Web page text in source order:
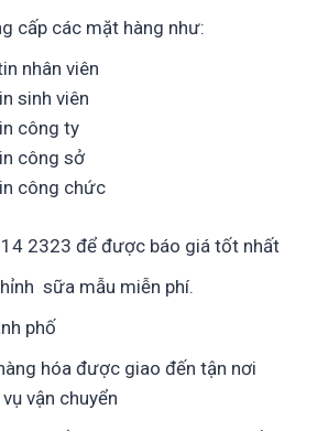
cấp các mặt hàng như:
nhân viên
sinh viên
công ty
công sở
công chức
2323 để được báo giá tốt nhất
sữa mẫu miễn phí.
phố
hóa được giao đến tận nơi
vận chuyển